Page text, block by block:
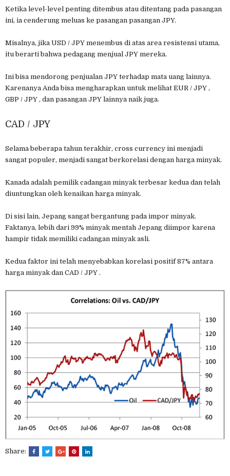
Ketika level-level penting ditembus atau ditentang pada pasangan
ini, ia cenderung meluas ke pasangan pasangan JPY.
Misalnya, jika USD / JPY menembus di atas area resistensi utama,
itu berarti bahwa pedagang menjual JPY mereka.
Ini bisa mendorong penjualan JPY terhadap mata uang lainnya.
Karenanya Anda bisa mengharapkan untuk melihat EUR / JPY ,
GBP / JPY , dan pasangan JPY lainnya naik juga.
CAD / JPY
Selama beberapa tahun terakhir, cross currency ini menjadi
sangat populer, menjadi sangat berkorelasi dengan harga minyak.
Kanada adalah pemilik cadangan minyak terbesar kedua dan telah
diuntungkan oleh kenaikan harga minyak.
Di sisi lain, Jepang sangat bergantung pada impor minyak.
Faktanya, lebih dari 99% minyak mentah Jepang diimpor karena
hampir tidak memiliki cadangan minyak asli.
Kedua faktor ini telah menyebabkan korelasi positif 87% antara
harga minyak dan CAD / JPY .
Share: